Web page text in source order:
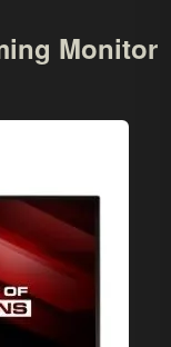
Monitor